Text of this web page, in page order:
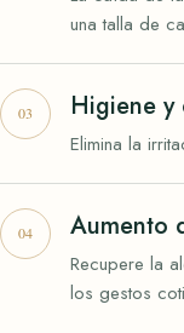
una talla de
Higiene
Elimina la
Aumento
Recupere la
los gestos